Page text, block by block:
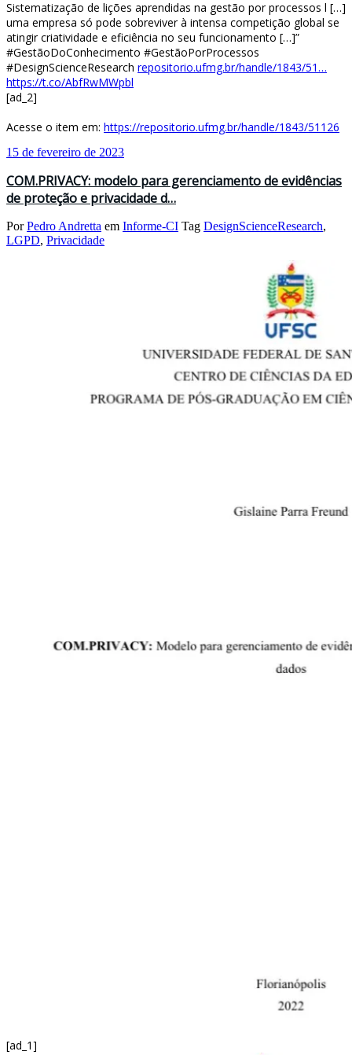
Sistematização de lições aprendidas na gestão por processos l […]
uma empresa só pode sobreviver à intensa competição global se
atingir criatividade e eficiência no seu funcionamento […]”
#GestãoDoConhecimento #GestãoPorProcessos
#DesignScienceResearch repositorio.ufmg.br/handle/1843/51…
https://t.co/AbfRwMWpbl
[ad_2]
Acesse o item em: https://repositorio.ufmg.br/handle/1843/51126
15 de fevereiro de 2023
COM.PRIVACY: modelo para gerenciamento de evidências
de proteção e privacidade d…
PorPedro Andretta em Informe-CI Tag DesignScienceResearch,
LGPD, Privacidade
[ad_1]